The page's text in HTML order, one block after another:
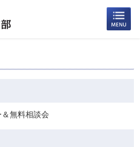
＆無料相談会